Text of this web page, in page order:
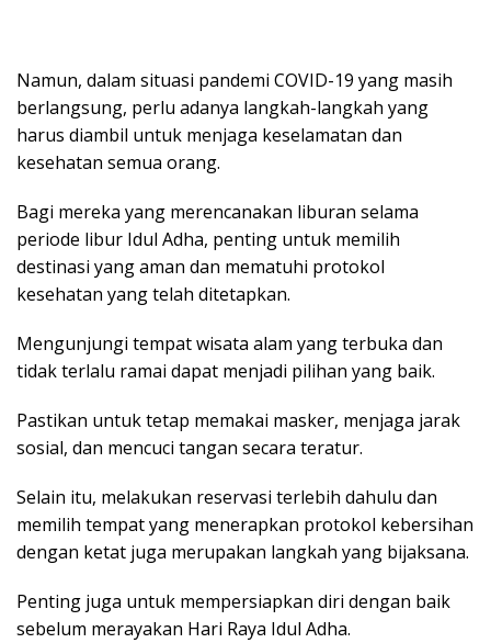
Namun, dalam situasi pandemi COVID-19 yang masih
berlangsung, perlu adanya langkah-langkah yang
harus diambil untuk menjaga keselamatan dan
kesehatan semua orang.
Bagi mereka yang merencanakan liburan selama
periode libur Idul Adha, penting untuk memilih
destinasi yang aman dan mematuhi protokol
kesehatan yang telah ditetapkan.
Mengunjungi tempat wisata alam yang terbuka dan
tidak terlalu ramai dapat menjadi pilihan yang baik.
Pastikan untuk tetap memakai masker, menjaga jarak
sosial, dan mencuci tangan secara teratur.
Selain itu, melakukan reservasi terlebih dahulu dan
memilih tempat yang menerapkan protokol kebersihan
dengan ketat juga merupakan langkah yang bijaksana.
Penting juga untuk mempersiapkan diri dengan baik
sebelum merayakan Hari Raya Idul Adha.